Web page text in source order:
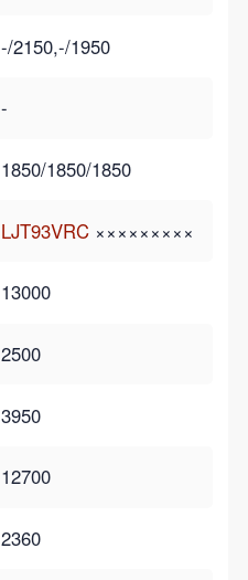
-/2150,-/1950
-
1850/1850/1850
LJT93VRC ×××××××××
13000
2500
3950
12700
2360